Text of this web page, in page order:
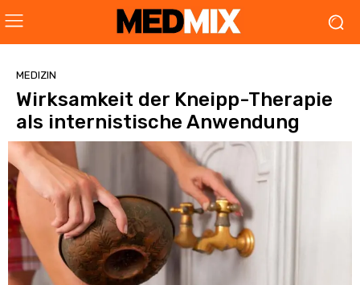
MEDIZIN
Wirksamkeit der Kneipp-Therapie
als internistische Anwendung